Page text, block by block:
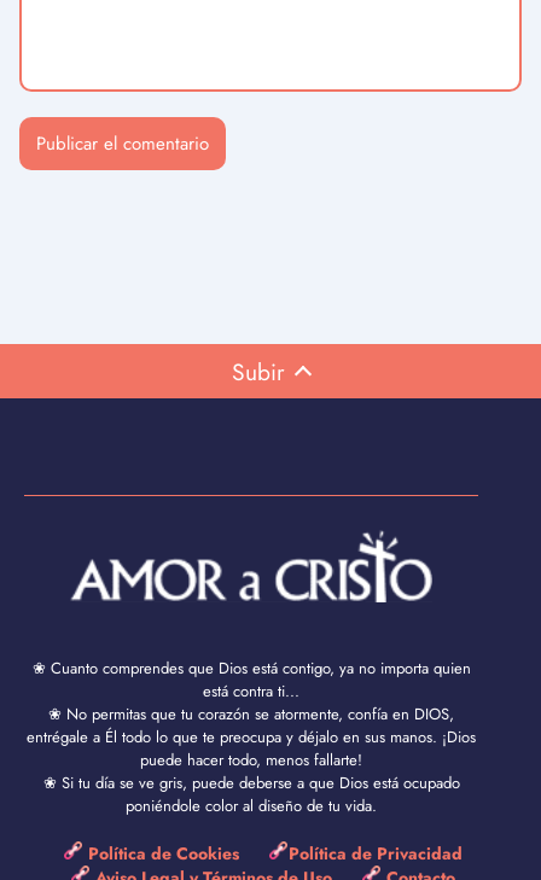
Subir
❀ Cuanto comprendes que Dios está contigo, ya no importa quien
está contra ti...
❀ No permitas que tu corazón se atormente, confía en DIOS,
entrégale a Él todo lo que te preocupa y déjalo en sus manos. ¡Dios
puede hacer todo, menos fallarte!
❀ Si tu día se ve gris, puede deberse a que Dios está ocupado
poniéndole color al diseño de tu vida.
Política de Cookies
Política de Privacidad